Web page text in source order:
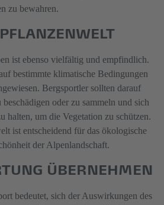
zu bewahren.
ist ebenso vielfältig und empfindlich.
bestimmte klimatische Bedingungen
Bergsportler sollten darauf
oder zu sammeln und sich
halten, um die Vegetation zu schützen.
ist entscheidend für das ökologische
der Alpenlandschaft.
ÜBERNEHMEN
bedeutet, sich der Auswirkungen des